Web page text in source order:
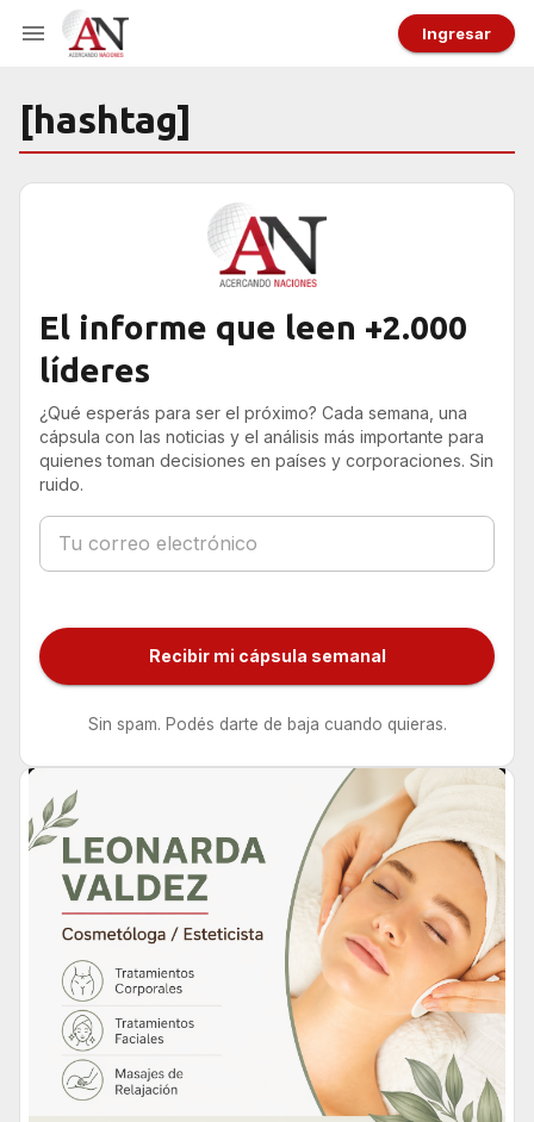
Ingresar
[hashtag]
El informe que leen +2.000
líderes
¿Qué esperás para ser el próximo? Cada semana, una
cápsula con las noticias y el análisis más importante para
quienes toman decisiones en países y corporaciones. Sin
ruido.
Recibir mi cápsula semanal
Sin spam. Podés darte de baja cuando quieras.